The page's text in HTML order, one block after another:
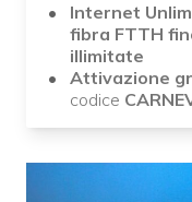
Internet
fibra FTTH
illimitate
Attivazione
codice